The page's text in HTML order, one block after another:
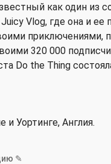
как один из
Vlog, где она и ее
приключениями,
320 000
Do the Thing
и Уортинге, Англия.
✎